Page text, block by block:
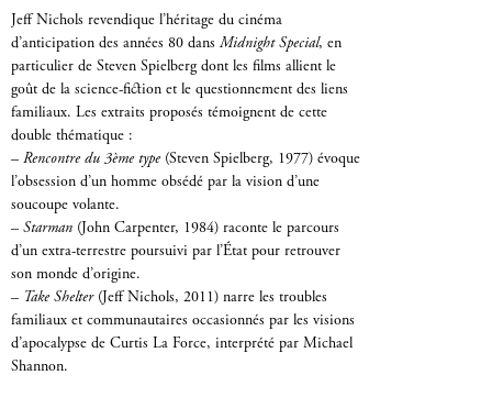
Jeff Nichols revendique l’héritage du cinéma
d’anticipation des années 80 dans Midnight Special, en
particulier de Steven Spielberg dont les films allient le
goût de la science-fiction et le questionnement des liens
familiaux. Les extraits proposés témoignent de cette
double thématique :
– Rencontre du 3ème type(Steven Spielberg, 1977) évoque
l’obsession d’un homme obsédé par la vision d’une
soucoupe volante.
– Starman (John Carpenter, 1984) raconte le parcours
d’un extra-terrestre poursuivi par l’État pour retrouver
son monde d’origine.
– Take Shelter(Jeff Nichols, 2011) narre les troubles
familiaux et communautaires occasionnés par les visions
d’apocalypse de Curtis La Force, interprété par Michael
Shannon.